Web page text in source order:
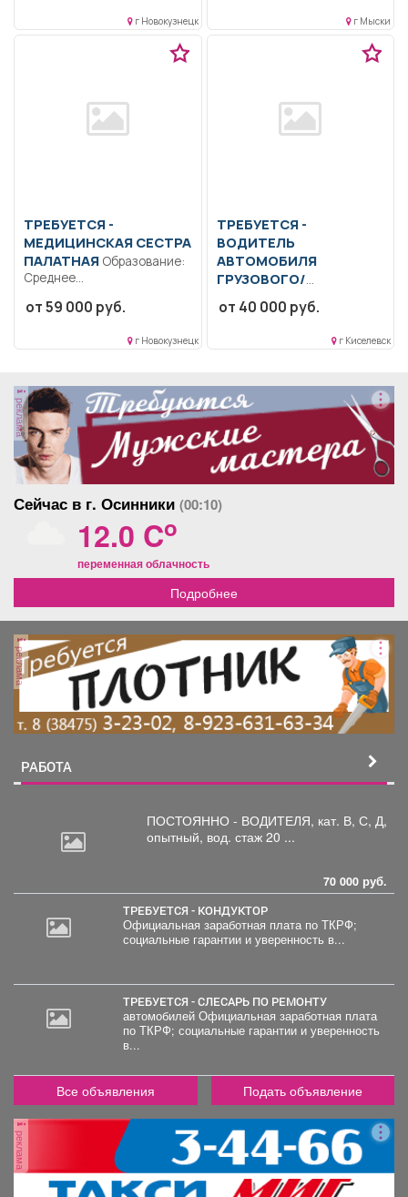
г Новокузнецк г Мыски
ТРЕБУЕТСЯ -
МЕДИЦИНСКАЯ СЕСТРА
ПАЛАТНАЯ
Среднее
Оказание доврачебной
от 59 000 руб.
г Новокузнецк
ТРЕБУЕТСЯ -
ВОДИТЕЛЬ
АВТОМОБИЛЯ
ГРУЗОВОГО/
СПЕЦИАЛЬНОГО
Образование: Общее
сопровождение
от 40 000 руб.
г Киселевск
реклама
Сейчас в г. Осинники (00:10)
12.0 Co
переменная облачность
Подробнее
реклама
РАБОТА
ПОСТОЯННО - ВОДИТЕЛЯ, кат. В, С, Д,
опытный, вод. стаж 20 ...
70 000 руб.
ТРЕБУЕТСЯ - КОНДУКТОР
Официальная заработная плата по ТКРФ;
социальные гарантии и уверенность в...
ТРЕБУЕТСЯ - СЛЕСАРЬ ПО РЕМОНТУ
автомобилей Официальная заработная плата
по ТКРФ; социальные гарантии и уверенность
в...
Все объявления Подать объявление
реклама